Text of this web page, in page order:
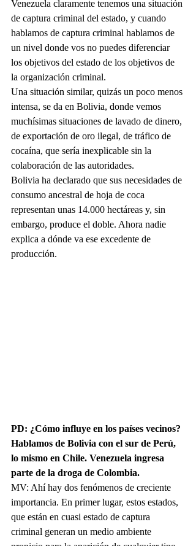
Venezuela claramente tenemos una situación
de captura criminal del estado, y cuando
hablamos de captura criminal hablamos de
un nivel donde vos no puedes diferenciar
los objetivos del estado de los objetivos de
la organización criminal.
Una situación similar, quizás un poco menos
intensa, se da en Bolivia, donde vemos
muchísimas situaciones de lavado de dinero,
de exportación de oro ilegal, de tráfico de
cocaína, que sería inexplicable sin la
colaboración de las autoridades.
Bolivia ha declarado que sus necesidades de
consumo ancestral de hoja de coca
representan unas 14.000 hectáreas y, sin
embargo, produce el doble. Ahora nadie
explica a dónde va ese excedente de
producción.
PD: ¿Cómo influye en los países vecinos?
Hablamos de Bolivia con el sur de Perú,
lo mismo en Chile. Venezuela ingresa
parte de la droga de Colombia.
MV: Ahí hay dos fenómenos de creciente
importancia. En primer lugar, estos estados,
que están en cuasi estado de captura
criminal generan un medio ambiente